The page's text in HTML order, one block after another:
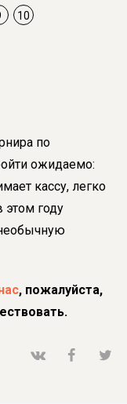
10
по
ожидаемо:
кассу, легко
этом году
, пожалуйста,